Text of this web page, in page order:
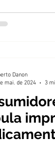
Danon
mai. de 2024
3